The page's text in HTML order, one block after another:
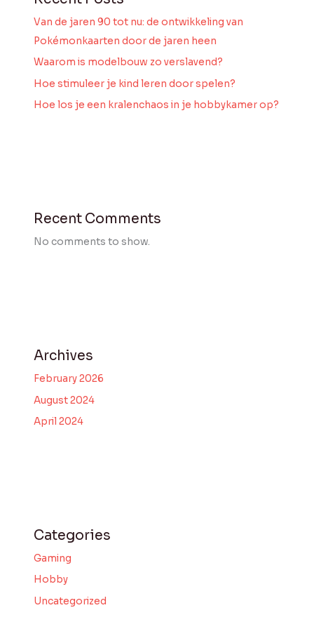
Van de jaren 90 tot nu: de ontwikkeling van
Pokémonkaarten door de jaren heen
Waarom is modelbouw zo verslavend?
Hoe stimuleer je kind leren door spelen?
Hoe los je een kralenchaos in je hobbykamer op?
Recent Comments
No comments to show.
Archives
February 2026
August 2024
April 2024
Categories
Gaming
Hobby
Uncategorized